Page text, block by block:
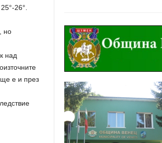
26°.
но
над
е и през